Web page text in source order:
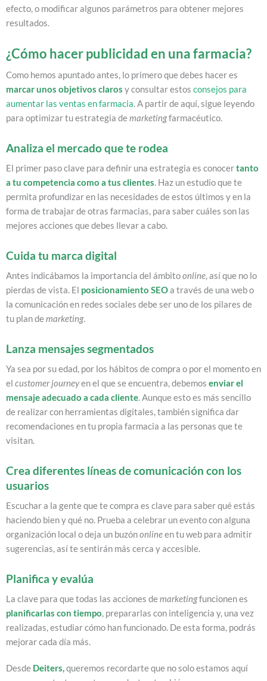
efecto, o modificar algunos parámetros para obtener mejores
resultados.
¿Cómo hacer publicidad en una farmacia?
Como hemos apuntado antes, lo primero que debes hacer es
marcar unos objetivos claros y consultar estos consejos para
aumentar las ventas en farmacia. A partir de aquí, sigue leyendo
para optimizar tu estrategia demarketingfarmacéutico.
Analiza el mercado que te rodea
El primer paso clave para definir una estrategia es conocertanto
a tu competencia como a tus clientes. Haz un estudio que te
permita profundizar en las necesidades de estos últimos y en la
forma de trabajar de otras farmacias, para saber cuáles son las
mejores acciones que debes llevar a cabo.
Cuida tu marca digital
Antes indicábamos la importancia del ámbitoonline, así que no lo
pierdas de vista. El posicionamiento SEOa través de una web o
la comunicación en redes sociales debe ser uno de los pilares de
tu plan demarketing.
Lanza mensajes segmentados
Ya sea por su edad, por los hábitos de compra o por el momento en
el customer journeyen el que se encuentra, debemos enviar el
mensaje adecuado a cada cliente. Aunque esto es más sencillo
de realizar con herramientas digitales, también significa dar
recomendaciones en tu propia farmacia a las personas que te
visitan.
Crea diferentes líneas de comunicación con los
usuarios
Escuchar a la gente que te compra es clave para saber qué estás
haciendo bien y qué no. Prueba a celebrar un evento con alguna
organización local o deja un buzónonlineen tu web para admitir
sugerencias, así te sentirán más cerca y accesible.
Planifica y evalúa
La clave para que todas las acciones demarketingfuncionen es
planificarlas con tiempo, prepararlas con inteligencia y, una vez
realizadas, estudiar cómo han funcionado. De esta forma, podrás
mejorar cada día más.
Desde Deiters,queremos recordarte que no solo estamos aquí